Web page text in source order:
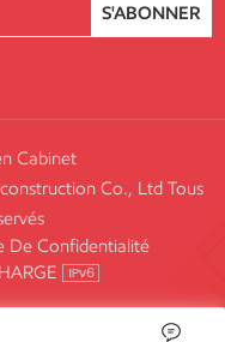
S'ABONNER
Cabinet
Co., Ltd Tous
De Confidentialité